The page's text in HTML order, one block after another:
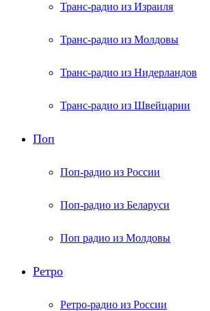
Транс-радио из Израиля
Транс-радио из Молдовы
Транс-радио из Нидерландов
Транс-радио из Швейцарии
Поп
Поп-радио из России
Поп-радио из Беларуси
Поп радио из Молдовы
Ретро
Ретро-радио из России